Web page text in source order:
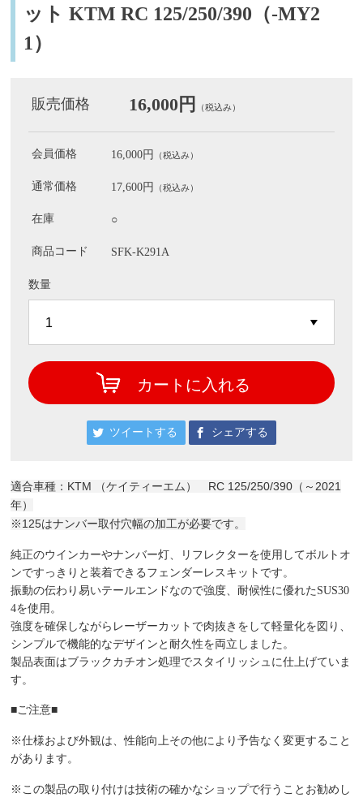
ット KTM RC 125/250/390（-MY2
1）
販売価格 16,000円 （税込み）
会員価格 16,000円 （税込み）
通常価格 17,600円 （税込み）
在庫 ○
商品コード SFK-K291A
数量
カートに入れる
ツイートする シェアする
適合車種：KTM （ケイティーエム） RC 125/250/390（～2021
年）
※125はナンバー取付穴幅の加工が必要です。
純正のウインカーやナンバー灯、リフレクターを使用してボルトオ
ンですっきりと装着できるフェンダーレスキットです。
振動の伝わり易いテールエンドなので強度、耐候性に優れたSUS30
4を使用。
強度を確保しながらレーザーカットで肉抜きをして軽量化を図り、
シンプルで機能的なデザインと耐久性を両立しました。
製品表面はブラックカチオン処理でスタイリッシュに仕上げていま
す。
■ご注意■
※仕様および外観は、性能向上その他により予告なく変更すること
があります。
※この製品の取り付けは技術の確かなショップで行うことお勧めし